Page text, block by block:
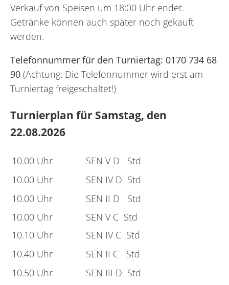
Verkauf von Speisen um 18:00 Uhr endet.
Getränke können auch später noch gekauft
werden.
Telefonnummer für den Turniertag: 0170 734 68
90 (Achtung: Die Telefonnummer wird erst am
Turniertag freigeschaltet!)
Turnierplan für Samstag, den
22.08.2026
10.00 Uhr
SEN V D Std
10.00 Uhr
SEN IV D Std
10.00 Uhr
SEN II D Std
10.00 Uhr
SEN V C Std
10.10 Uhr
SEN IV C Std
10.40 Uhr
SEN II C Std
10.50 Uhr
SEN III D Std